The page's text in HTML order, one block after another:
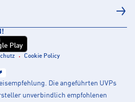
Play
Cookie Policy
Die angeführten UVPs
unverbindlich empfohlenen